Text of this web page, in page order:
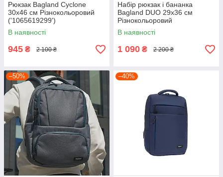
Рюкзак Bagland Cyclone
30х46 см Різнокольоровий
('1065619299')
В наявності
945 ₴ 2 100 ₴
Набір рюкзак і бананка
Bagland DUO 29х36 см
Різнокольоровий
('1050318189')
В наявності
1 090 ₴ 2 200 ₴
–50% –40%